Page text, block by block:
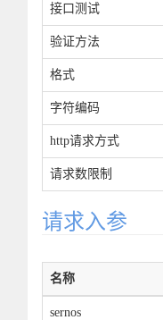
接口测试
验证方法
格式
字符编码
http请求方式
请求数限制
请求入参
名称
sernos